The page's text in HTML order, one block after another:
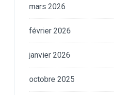
mars 2026
février 2026
janvier 2026
octobre 2025